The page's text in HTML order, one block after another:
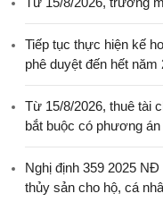
Tiếp tục thực hiện kế
phê duyệt đến hết năm
Từ 15/8/2026, thuê tài
bắt buộc có phương
Nghị định 359 2025
thủy sản cho hộ, cá